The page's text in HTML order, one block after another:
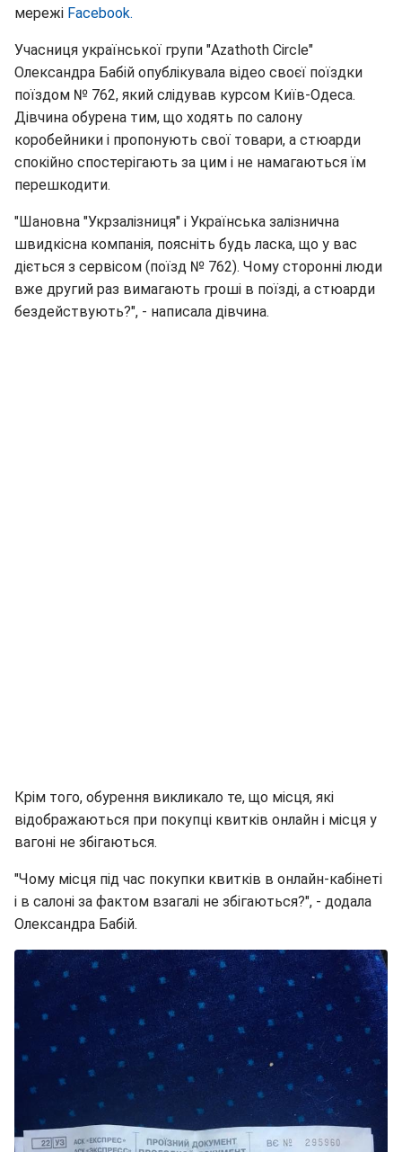
мережі Facebook.
Учасниця української групи "Azathoth Circle"
Олександра Бабій опублікувала відео своєї поїздки
поїздом № 762, який слідував курсом Київ-Одеса.
Дівчина обурена тим, що ходять по салону
коробейники і пропонують свої товари, а стюарди
спокійно спостерігають за цим і не намагаються їм
перешкодити.
"Шановна "Укрзалізниця" і Українська залізнична
швидкісна компанія, поясніть будь ласка, що у вас
діється з сервісом (поїзд № 762). Чому сторонні люди
вже другий раз вимагають гроші в поїзді, а стюарди
бездействують?", - написала дівчина.
Крім того, обурення викликало те, що місця, які
відображаються при покупці квитків онлайн і місця у
вагоні не збігаються.
"Чому місця під час покупки квитків в онлайн-кабінеті
і в салоні за фактом взагалі не збігаються?", - додала
Олександра Бабій.